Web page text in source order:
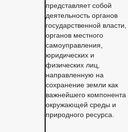
представляет собой
деятельность органов
государственной власти,
органов местного
самоуправления,
юридических и
физических лиц,
направленную на
сохранение земли как
важнейшего компонента
окружающей среды и
природного ресурса.